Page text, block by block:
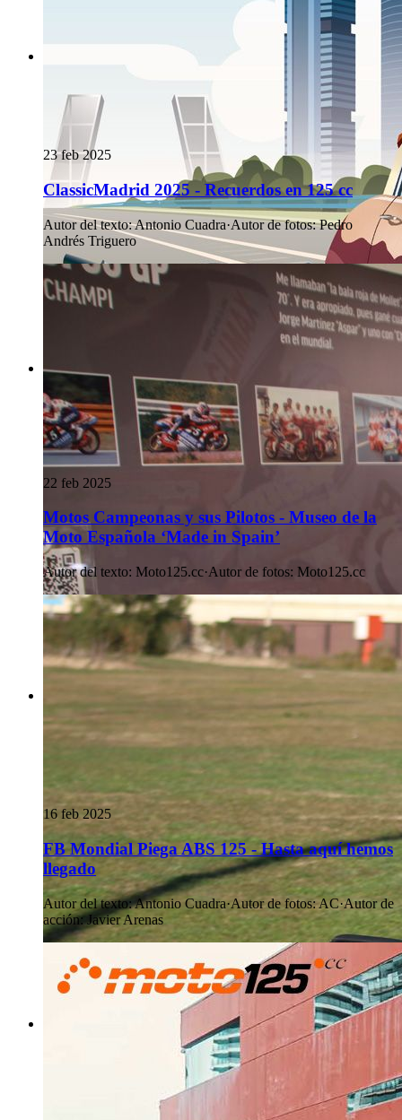
23 feb 2025
ClassicMadrid 2025 - Recuerdos en 125 cc
Autor del texto:Antonio Cuadra·Autor de fotos: Pedro
Andrés Triguero
22 feb 2025
Motos Campeonas y sus Pilotos - Museo de la
Moto Española ‘Made in Spain’
Autor del texto: Moto125.cc·Autor de fotos: Moto125.cc
16 feb 2025
FB Mondial Piega ABS 125 - Hasta aquí hemos
llegado
Autor del texto:Antonio Cuadra·Autor de fotos:AC·Autor de
acción: Javier Arenas